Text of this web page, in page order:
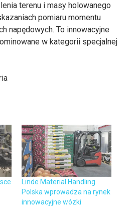
terenu i masy holowanego
pomiaru momentu
napędowych. To innowacyjne
w kategorii specjalnej
Linde Material Handling
Polska wprowadza na rynek
innowacyjne wózki